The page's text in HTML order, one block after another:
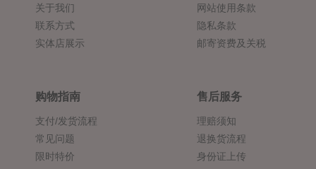
关于我们
联系方式
实体店展示
网站使用条款
隐私条款
邮寄资费及关税
购物指南
支付/发货流程
常见问题
限时特价
售后服务
理赔须知
退换货流程
身份证上传